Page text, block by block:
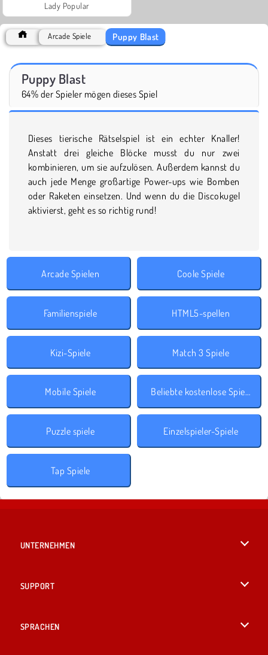
Lady Popular
Arcade Spiele Puppy Blast
Puppy Blast
64% der Spieler mögen dieses Spiel
Dieses tierische Rätselspiel ist ein echter Knaller!
Anstatt drei gleiche Blöcke musst du nur zwei
kombinieren, um sie aufzulösen. Außerdem kannst du
auch jede Menge großartige Power-ups wie Bomben
oder Raketen einsetzen. Und wenn du die Discokugel
aktivierst, geht es so richtig rund!
Arcade Spielen Coole Spiele
Familienspiele HTML5-spellen
Kizi-Spiele Match 3 Spiele
Mobile Spiele Beliebte kostenlose Spiele
Puzzle spiele Einzelspieler-Spiele
Tap Spiele
UNTERNEHMEN
SUPPORT
SPRACHEN